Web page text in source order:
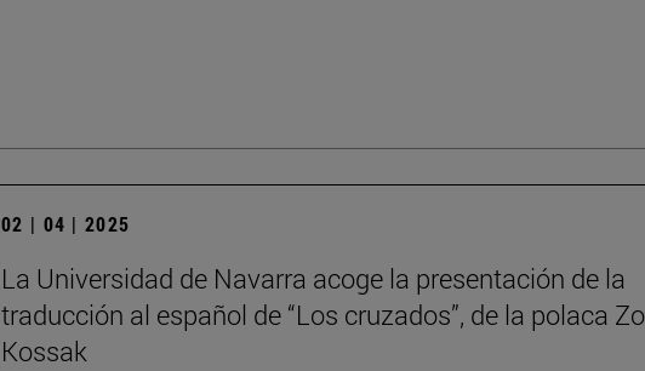
02 | 04 | 2025
La Universidad de Navarra acoge la presentación de la
traducción al español de “Los cruzados”, de la polaca
Kossak